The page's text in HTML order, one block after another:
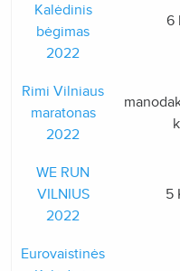
Kalėdinis
bėgimas
2022
6
Rimi Vilniaus
maratonas
2022
WE RUN
VILNIUS
2022
5
Eurovaistinės